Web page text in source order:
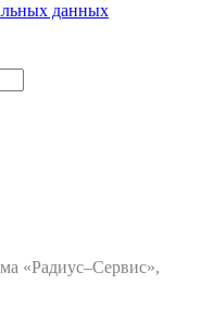
данных
«Радиус–Сервис»,